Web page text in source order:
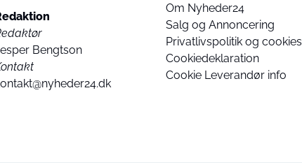
Bengtson
Om Nyheder24
Salg og Annoncering
Privatlivspolitik og cookies
Cookiedeklaration
Cookie Leverandør info